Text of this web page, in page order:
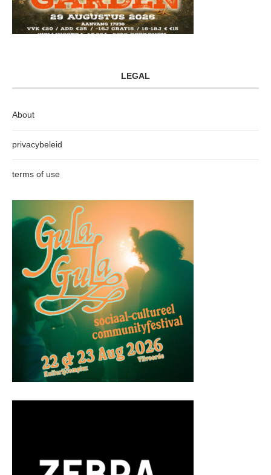
LEGAL
About
privacybeleid
terms of use